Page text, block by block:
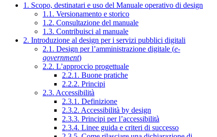
1. Scopo, destinatari e uso del Manuale operativo di design
1.1. Versionamento e storico
1.2. Consultazione del manuale
1.3. Contribuisci al manuale
2. Introduzione al design per i servizi pubblici digitali
2.1. Design per l’amministrazione digitale (e-
government)
2.2. L’approccio progettuale
2.2.1. Buone pratiche
2.2.2. Principi
2.3. Accessibilità
2.3.1. Definizione
2.3.2. Accessibilità by design
2.3.3. Principi per l’accessibilità
2.3.4. Linee guida e criteri di successo